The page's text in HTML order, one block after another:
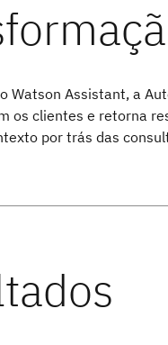
Watson Assistant, a
os clientes e retorna
por trás das